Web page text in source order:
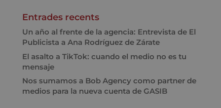
Entrades recents
Un año al frente de la agencia: Entrevista de El
Publicista a Ana Rodríguez de Zárate
El asalto a TikTok: cuando el medio no es tu
mensaje
Nos sumamos a Bob Agency como partner de
medios para la nueva cuenta de GASIB